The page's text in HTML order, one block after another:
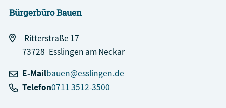
Bürgerbüro Bauen
Ritterstraße 17
73728 Esslingen am Neckar
E-Mailbauen@esslingen.de
Telefon0711 3512-3500